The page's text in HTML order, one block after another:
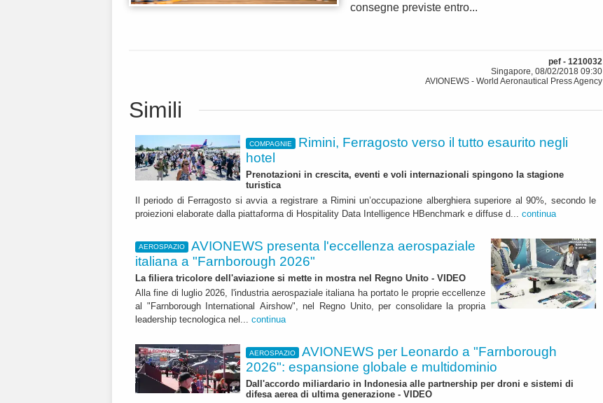
consegne previste entro...
pef - 1210032
Singapore, 08/02/2018 09:30
AVIONEWS - World Aeronautical Press Agency
Simili
COMPAGNIE
Rimini, Ferragosto verso il tutto esaurito negli
hotel
Prenotazioni in crescita, eventi e voli internazionali spingono la stagione
turistica
Il periodo di Ferragosto si avvia a registrare a Rimini un’occupazione alberghiera superiore al 90%, secondo le
proiezioni elaborate dalla piattaforma di Hospitality Data Intelligence HBenchmark e diffuse d... continua
AEROSPAZIO
AVIONEWS presenta l'eccellenza aerospaziale
italiana a "Farnborough 2026"
La filiera tricolore dell'aviazione si mette in mostra nel Regno Unito - VIDEO
Alla fine di luglio 2026, l'industria aerospaziale italiana ha portato le proprie eccellenze
al "Farnborough International Airshow", nel Regno Unito, per consolidare la propria
leadership tecnologica nel... continua
AEROSPAZIO
AVIONEWS per Leonardo a "Farnborough
2026": espansione globale e multidominio
Dall'accordo miliardario in Indonesia alle partnership per droni e sistemi di
difesa aerea di ultima generazione - VIDEO